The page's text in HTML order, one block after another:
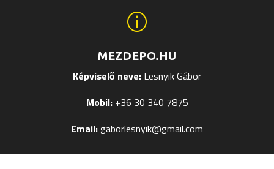
p
MEZDEPO.HU
Képviselő neve: Lesnyik Gábor
Mobil:+36 30 340 7875
Email:gaborlesnyik@gmail.com